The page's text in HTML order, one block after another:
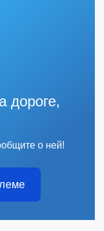
дороге,
о ней!